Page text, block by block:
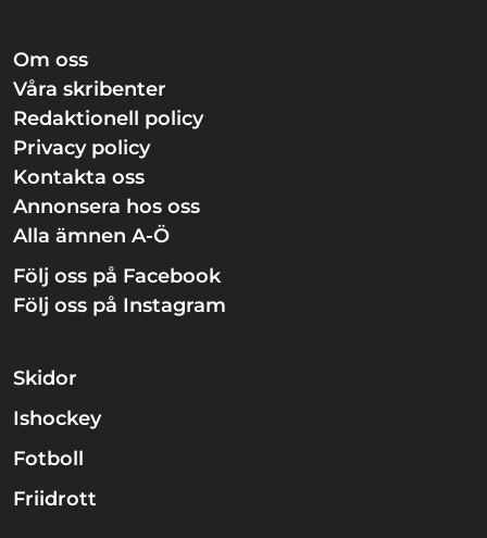
Om oss
Våra skribenter
Redaktionell policy
Privacy policy
Kontakta oss
Annonsera hos oss
Alla ämnen A-Ö
Följ oss på Facebook
Följ oss på Instagram
Skidor
Ishockey
Fotboll
Friidrott